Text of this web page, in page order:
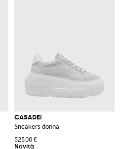
CASADEI
Sneakers donna
525,00 €